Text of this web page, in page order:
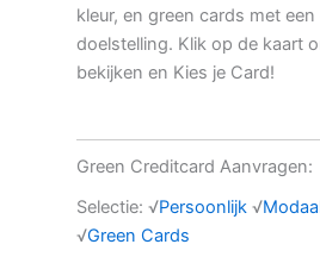
kleur, en green cards met
doelstelling. Klik op de kaart
bekijken en Kies je Card!
Green Creditcard Aanvragen:
Selectie: √Persoonlijk√
√Green Cards